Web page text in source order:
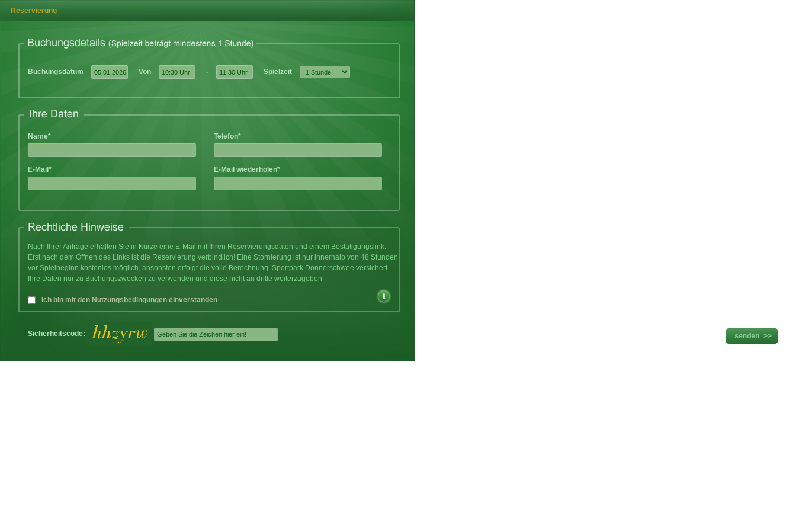
Reservierung
Buchungsdatum Von - Spielzeit
Name* Telefon*
E-Mail* E-Mail wiederholen*
Nach Ihrer Anfrage erhalten Sie in Kürze eine E-Mail mit Ihren Reservierungsdaten und einem Bestätigungslink.
Erst nach dem Öffnen des Links ist die Reservierung verbindlich! Eine Stornierung ist nur innerhalb von 48 Stunden
vor Spielbeginn kostenlos möglich, ansonsten erfolgt die volle Berechnung. Sportpark Donnerschwee versichert
Ihre Daten nur zu Buchungszwecken zu verwenden und diese nicht an dritte weiterzugeben
Ich bin mit den Nutzungsbedingungen einverstanden
Sicherheitscode: